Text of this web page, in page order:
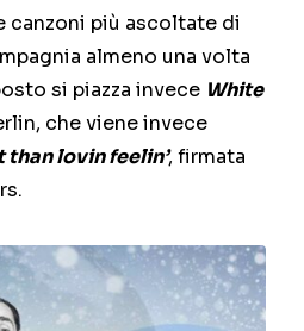
canzoni più ascoltate di
almeno una volta
si piazza invece White
che viene invece
than lovin feelin’, firmata